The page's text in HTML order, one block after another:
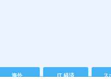
海外 IT 経済 ス